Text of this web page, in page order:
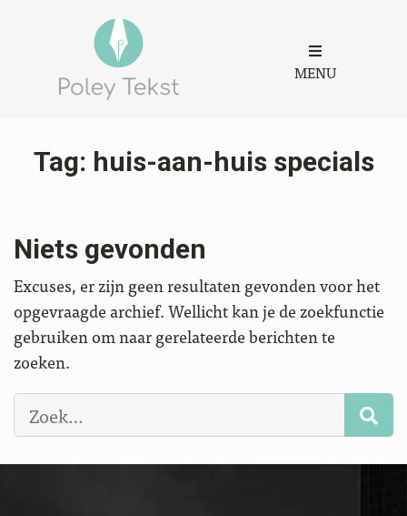
MENU
Tag: huis-aan-huis specials
Niets gevonden
Excuses, er zijn geen resultaten gevonden voor het
opgevraagde archief. Wellicht kan je de zoekfunctie
gebruiken om naar gerelateerde berichten te
zoeken.
Zoeken